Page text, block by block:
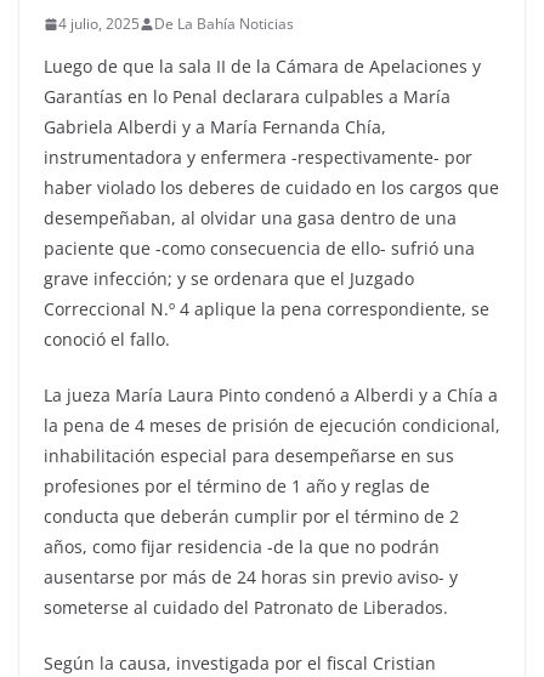
4 julio, 2025 De La Bahía Noticias
Luego de que la sala II de la Cámara de Apelaciones y
Garantías en lo Penal declarara culpables a María
Gabriela Alberdi y a María Fernanda Chía,
instrumentadora y enfermera -respectivamente- por
haber violado los deberes de cuidado en los cargos que
desempeñaban, al olvidar una gasa dentro de una
paciente que -como consecuencia de ello- sufrió una
grave infección; y se ordenara que el Juzgado
Correccional N.º 4 aplique la pena correspondiente, se
conoció el fallo.
La jueza María Laura Pinto condenó a Alberdi y a Chía a
la pena de 4 meses de prisión de ejecución condicional,
inhabilitación especial para desempeñarse en sus
profesiones por el término de 1 año y reglas de
conducta que deberán cumplir por el término de 2
años, como fijar residencia -de la que no podrán
ausentarse por más de 24 horas sin previo aviso- y
someterse al cuidado del Patronato de Liberados.
Según la causa, investigada por el fiscal Cristian